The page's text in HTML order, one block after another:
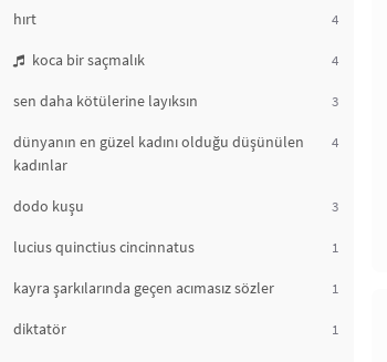
hırt 4
koca bir saçmalık 4
sen daha kötülerine layıksın 3
dünyanın en güzel kadını olduğu düşünülen
kadınlar
4
dodo kuşu 3
lucius quinctius cincinnatus 1
kayra şarkılarında geçen acımasız sözler 1
diktatör 1